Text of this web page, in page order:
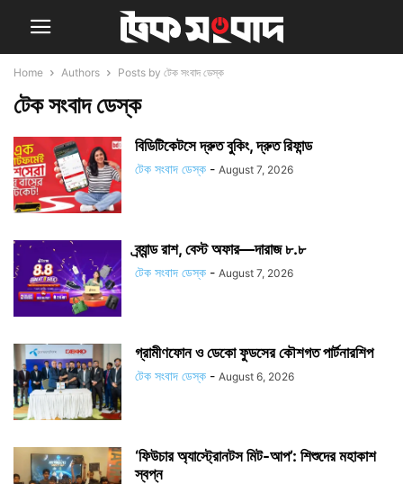
Home Authors Posts by টেক সংবাদ ডেস্ক
টেক সংবাদ ডেস্ক
বিডিটিকেটসে দ্রুত বুকিং, দ্রুত রিফান্ড
টেক সংবাদ ডেস্ক - August 7, 2026
ব্র্যান্ড রাশ, বেস্ট অফার—দারাজ ৮.৮
টেক সংবাদ ডেস্ক - August 7, 2026
গ্রামীণফোন ও ডেকো ফুডসের কৌশগত পার্টনারশিপ
টেক সংবাদ ডেস্ক - August 6, 2026
‘ফিউচার অ্যাস্ট্রোনটস মিট-আপ’: শিশুদের মহাকাশ
স্বপ্ন